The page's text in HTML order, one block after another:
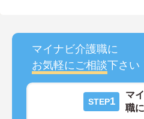
マイナビ介護職に
お気軽にご相談下さい
STEP1
マ
職